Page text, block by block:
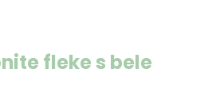
fleke s bele